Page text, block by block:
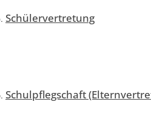
Schülervertretung
Schulpflegschaft